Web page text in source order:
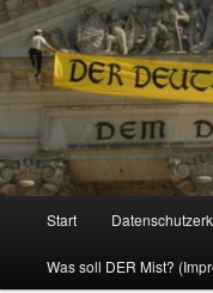
Reizzentrum
Politik, Wirtschaft,
Zum
Inhalt
Zum
sekundären
Start
Was soll DER Mist?